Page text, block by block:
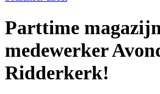
Parttime
medewerker
Ridderkerk!